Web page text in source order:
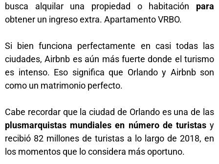
busca alquilar una propiedad o habitación para
obtener un ingreso extra. Apartamento VRBO.
Si bien funciona perfectamente en casi todas las
ciudades, Airbnb es aún más fuerte donde el turismo
es intenso. Eso significa que Orlando y Airbnb son
como un matrimonio perfecto.
Cabe recordar que la ciudad de Orlando es una de las
plusmarquistas mundiales en número de turistasy
recibió 82 millones de turistas a lo largo de 2018, en
los momentos que lo considera más oportuno.